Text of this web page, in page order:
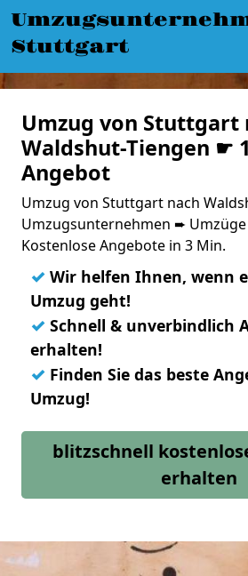
Stuttgart
Umzug von Stuttgart
Waldshut-Tiengen ☛
Angebot
Umzug von Stuttgart nach
Umzugsunternehmen ➨ Umzüge
Kostenlose Angebote in 3 Min.
✓ Wir helfen Ihnen, wenn
Umzug geht!
✓ Schnell & unverbindlich
erhalten!
✓ Finden Sie das beste
Umzug!
blitzschnell
erhalten